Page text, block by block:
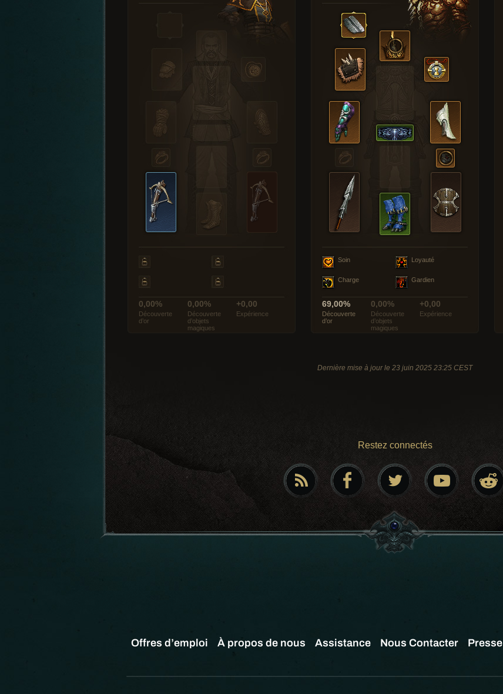
0,00%
Découverte
d’or
0,00%
Découverte
d’objets
magiques
+0,00
Expérience
Soin Loyauté
Charge Gardien
69,00%
Découverte
d’or
0,00%
Découverte
d’objets
magiques
+0,00
Expérience
Dernière mise à jour le 23 juin 2025 23:25 CEST
Restez connectés